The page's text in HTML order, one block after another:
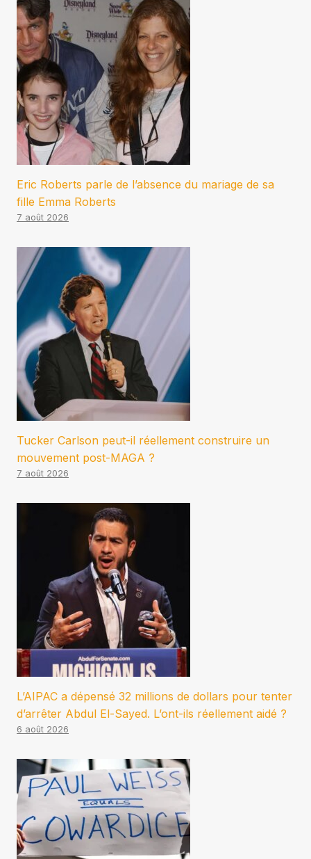
Eric Roberts parle de l’absence du mariage de sa
fille Emma Roberts
7 août 2026
Tucker Carlson peut-il réellement construire un
mouvement post-MAGA ?
7 août 2026
L’AIPAC a dépensé 32 millions de dollars pour tenter
d’arrêter Abdul El-Sayed. L’ont-ils réellement aidé ?
6 août 2026